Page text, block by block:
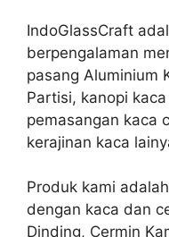
IndoGlassCraft
berpengalaman
pasang Aluminium
Partisi, kanopi
pemasangan kaca
kerajinan kaca
Produk kami
dengan kaca dan
Dinding, Cermin